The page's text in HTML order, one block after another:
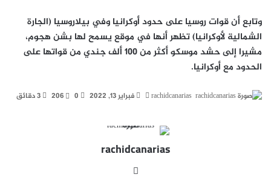
وتابع أن قوات روسيا على حدود أوكرانيا وفي بيلاروسيا (الجارة
الشمالية لأوكرانيا) تظهر أنها في موقع يسمح لها بشن هجوم،
مشيرا إلى حشد موسكو أكثر من 100 ألف جندي من قواتها على
الحدود مع أوكرانيا.
rachidcanarias
أرسلفبراير 13, 2022 0
206
rachidcanarias